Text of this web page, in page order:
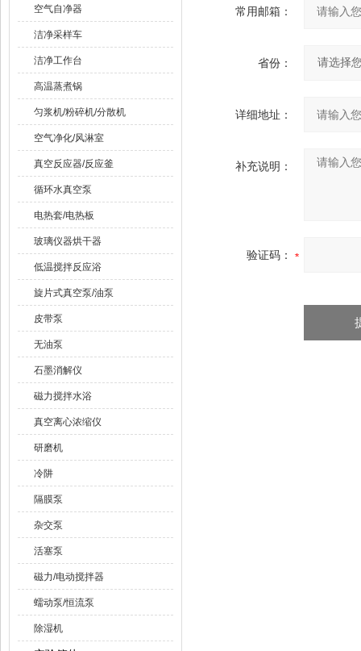
空气自净器
洁净采样车
洁净工作台
高温蒸煮锅
匀浆机/粉碎机/分散机
空气净化/风淋室
真空反应器/反应釜
循环水真空泵
电热套/电热板
玻璃仪器烘干器
低温搅拌反应浴
旋片式真空泵/油泵
皮带泵
无油泵
石墨消解仪
磁力搅拌水浴
真空离心浓缩仪
研磨机
冷阱
隔膜泵
杂交泵
活塞泵
磁力/电动搅拌器
蠕动泵/恒流泵
除湿机
常用邮箱：
省份：
详细地址：
补充说明：
验证码：